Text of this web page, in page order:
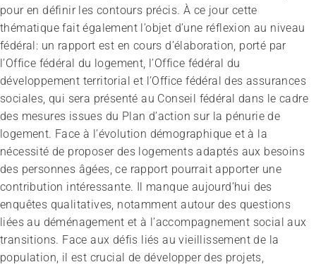
pour en définir les contours précis. À ce jour cette
thématique fait également l’objet d’une réflexion au niveau
fédéral: un rapport est en cours d’élaboration, porté par
l’Office fédéral du logement, l’Office fédéral du
développement territorial et l’Office fédéral des assurances
sociales, qui sera présenté au Conseil fédéral dans le cadre
des mesures issues du Plan d’action sur la pénurie de
logement. Face à l’évolution démographique et à la
nécessité de proposer des logements adaptés aux besoins
des personnes âgées, ce rapport pourrait apporter une
contribution intéressante. Il manque aujourd’hui des
enquêtes qualitatives, notamment autour des questions
liées au déménagement et à l’accompagnement social aux
transitions. Face aux défis liés au vieillissement de la
population, il est crucial de développer des projets,